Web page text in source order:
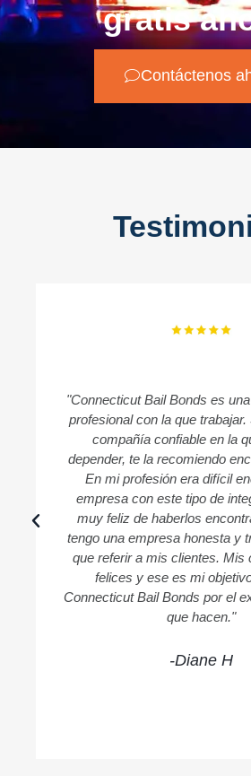
gratis
Contáctenos
"Connecticut Bail Bonds es
profesional con la que
compañía confiable en la
depender, te la recomiendo
En mi profesión era difícil
empresa con este tipo de
muy feliz de haberlos
tengo una empresa honesta y
que referir a mis clientes. Mis
felices y ese es mi
Connecticut Bail Bonds por el
que hacen."
-Diane H